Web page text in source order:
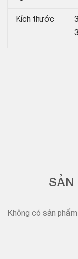
Kích thước
SẢN
Không có sản